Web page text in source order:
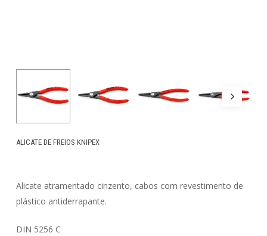
ALICATE DE FREIOS KNIPEX
Alicate atramentado cinzento, cabos com revestimento de
plástico antiderrapante.
DIN 5256 C